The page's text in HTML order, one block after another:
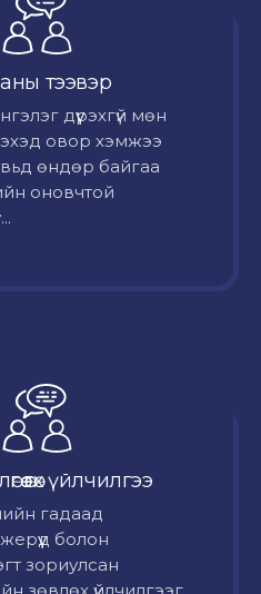
тээвэр
дүүрэхгүй мөн
овор хэмжээ
өндөр байгаа
оновчтой
өгөх үйлчилгээ
гадаад
болон
зориулсан